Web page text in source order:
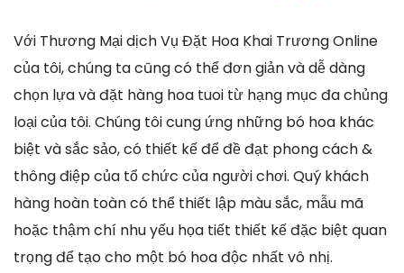
Với Thương Mại dịch Vụ Đặt Hoa Khai Trương Online
của tôi, chúng ta cũng có thể đơn giản và dễ dàng
chọn lựa và đặt hàng hoa tuoi từ hạng mục đa chủng
loại của tôi. Chúng tôi cung ứng những bó hoa khác
biệt và sắc sảo, có thiết kế để đề đạt phong cách &
thông điệp của tổ chức của người chơi. Quý khách
hàng hoàn toàn có thể thiết lập màu sắc, mẫu mã
hoặc thậm chí nhu yếu họa tiết thiết kế đặc biệt quan
trọng để tạo cho một bó hoa độc nhất vô nhị.